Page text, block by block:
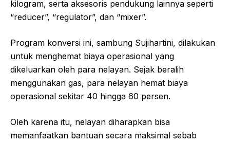
kilogram, serta aksesoris pendukung lainnya seperti
“reducer”, “regulator”, dan “mixer”.
Program konversi ini, sambung Sujihartini, dilakukan
untuk menghemat biaya operasional yang
dikeluarkan oleh para nelayan. Sejak beralih
menggunakan gas, para nelayan hemat biaya
operasional sekitar 40 hingga 60 persen.
Oleh karena itu, nelayan diharapkan bisa
memanfaatkan bantuan secara maksimal sebab